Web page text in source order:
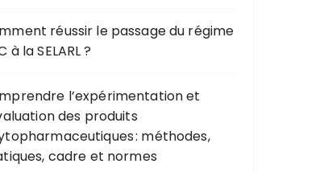
réussir le passage du régime
à la SELARL ?
l’expérimentation et
des produits
: méthodes,
cadre et normes